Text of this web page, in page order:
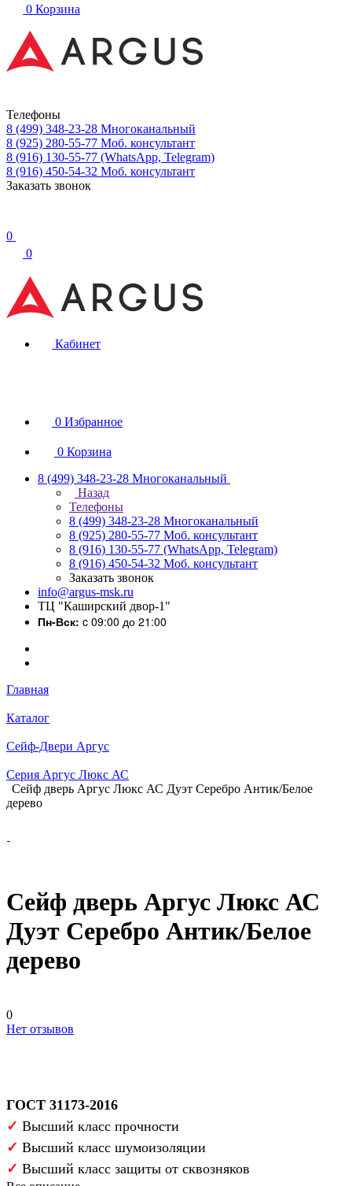
0 Корзина
Телефоны
8 (499) 348-23-28 Многоканальный
8 (925) 280-55-77 Моб. консультант
8 (916) 130-55-77 (WhatsApp, Telegram)
8 (916) 450-54-32 Моб. консультант
Заказать звонок
0
0
Кабинет
0 Избранное
0 Корзина
8 (499) 348-23-28 Многоканальный
Назад
Телефоны
8 (499) 348-23-28 Многоканальный
8 (925) 280-55-77 Моб. консультант
8 (916) 130-55-77 (WhatsApp, Telegram)
8 (916) 450-54-32 Моб. консультант
Заказать звонок
info@argus-msk.ru
ТЦ "Каширский двор-1"
Пн-Вск: c 09:00 до 21:00
Главная
Каталог
Сейф-Двери Аргус
Серия Аргус Люкс АС
Сейф дверь Аргус Люкс АС Дуэт Серебро Антик/Белое
дерево
Сейф дверь Аргус Люкс АС
Дуэт Серебро Антик/Белое
дерево
0
Нет отзывов
ГОСТ 31173-2016
✓ Высший класс прочности
✓ Высший класс шумоизоляции
✓ Высший класс защиты от сквозняков